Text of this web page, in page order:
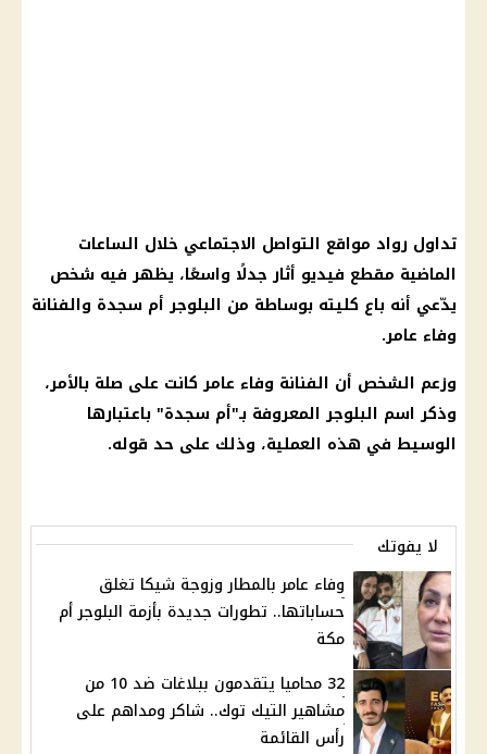
تداول رواد مواقع التواصل الاجتماعي خلال الساعات
الماضية مقطع فيديو أثار جدلًا واسعًا، يظهر فيه شخص
يدّعي أنه باع كليته بوساطة من البلوجرأم سجدة والفنانة
وفاء عامر.
وزعم الشخص أن الفنانة وفاء عامركانت على صلة بالأمر،
وذكر اسم البلوجر المعروفة بـ"أم سجدة" باعتبارها
الوسيط في هذه العملية، وذلك على حد قوله.
لا يفوتك
وفاء عامر بالمطار وزوجة شيكا تغلق
حساباتها.. تطورات جديدة بأزمة البلوجر أم
مكة
32 محاميا يتقدمون ببلاغات ضد 10 من
مشاهير التيك توك.. شاكر ومداهم على
رأس القائمة